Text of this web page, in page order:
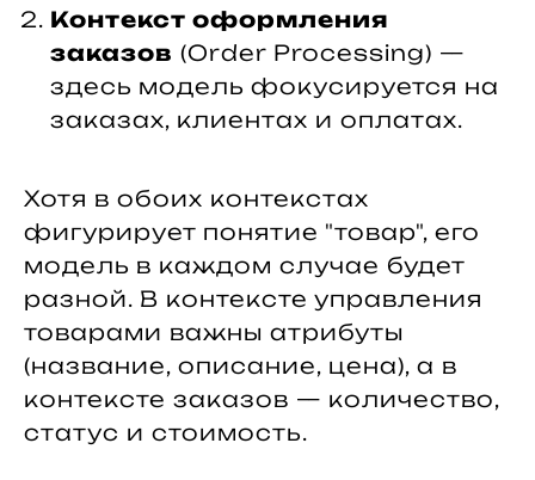
Контекст оформления
заказов (Order Processing) —
здесь модель фокусируется на
заказах, клиентах и оплатах.
Хотя в обоих контекстах
фигурирует понятие "товар", его
модель в каждом случае будет
разной. В контексте управления
товарами важны атрибуты
(название, описание, цена), а в
контексте заказов — количество,
статус и стоимость.